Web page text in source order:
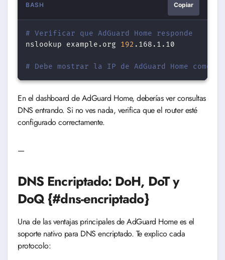
BASH Copiar
# Verificar que AdGuard Home responde
nslookup
example.org 192 .168.1.10
# Debe mostrar la IP de AdGuard Home como
En el dashboard de AdGuard Home, deberías ver consultas
DNS entrando. Si no ves nada, verifica que el router esté
configurado correctamente.
—
DNS Encriptado: DoH, DoT y
DoQ {#dns-encriptado}
Una de las ventajas principales de AdGuard Home es el
soporte nativo para DNS encriptado. Te explico cada
protocolo: